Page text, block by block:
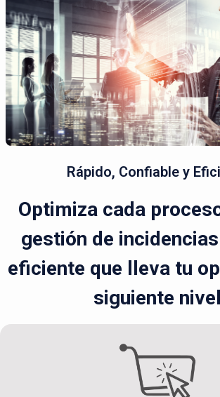
Rápido, Confiable y
Optimiza cada
gestión de
eficiente que lleva tu
siguiente nivel